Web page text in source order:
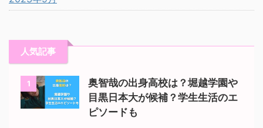
人気記事
1
奥智哉の出身高校は？堀越学園や
目黒日本大が候補？学生生活のエ
ピソードも